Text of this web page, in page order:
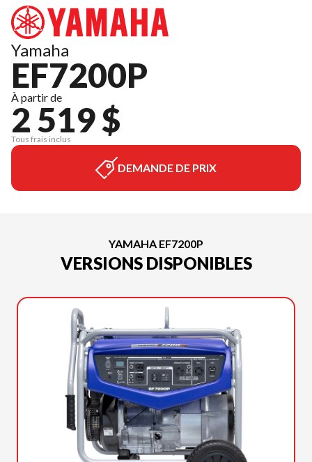
Yamaha
EF7200P
À partir de
2 519 $
Tous frais inclus
DEMANDE DE PRIX
YAMAHA EF7200P
VERSIONS DISPONIBLES